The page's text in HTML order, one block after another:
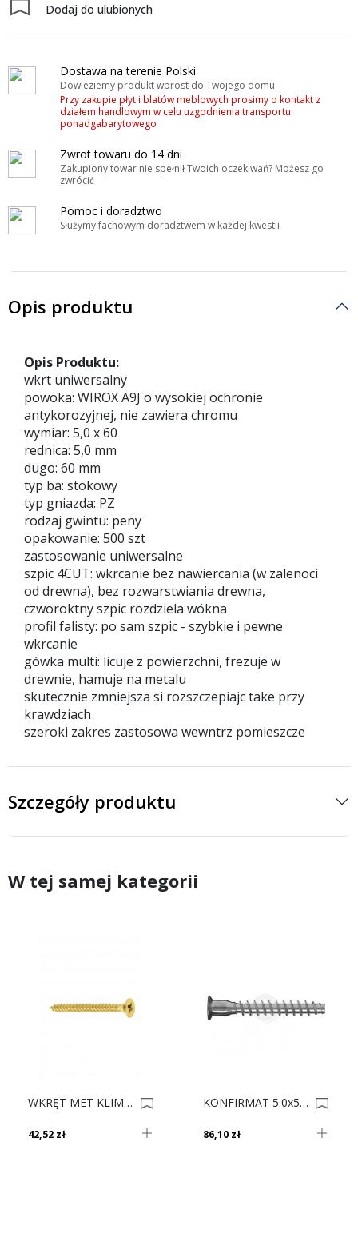
Dodaj do ulubionych
Dostawa na terenie Polski
Dowieziemy produkt wprost do Twojego domu
Przy zakupie płyt i blatów meblowych prosimy o kontakt z
działem handlowym w celu uzgodnienia transportu
ponadgabarytowego
Zwrot towaru do 14 dni
Zakupiony towar nie spełnił Twoich oczekiwań? Możesz go
zwrócić
Pomoc i doradztwo
Służymy fachowym doradztwem w każdej kwestii
Opis produktu
Opis Produktu:
wkrt uniwersalny
powoka: WIROX A9J o wysokiej ochronie
antykorozyjnej, nie zawiera chromu
wymiar: 5,0 x 60
rednica: 5,0 mm
dugo: 60 mm
typ ba: stokowy
typ gniazda: PZ
rodzaj gwintu: peny
opakowanie: 500 szt
zastosowanie uniwersalne
szpic 4CUT: wkrcanie bez nawiercania (w zalenoci
od drewna), bez rozwarstwiania drewna,
czworoktny szpic rozdziela wókna
profil falisty: po sam szpic - szybkie i pewne
wkrcanie
gówka multi: licuje z powierzchni, frezuje w
drewnie, hamuje na metalu
skutecznie zmniejsza si rozszczepiajc take przy
krawdziach
szeroki zakres zastosowa wewntrz pomieszcze
Szczegóły produktu
W tej samej kategorii
WKRĘT MET KLIMAS 3.0x20 Op. 2000 *** 0012338
42,52 zł
KONFIRMAT 5.0x50 Op.1000 0003297
86,10 zł